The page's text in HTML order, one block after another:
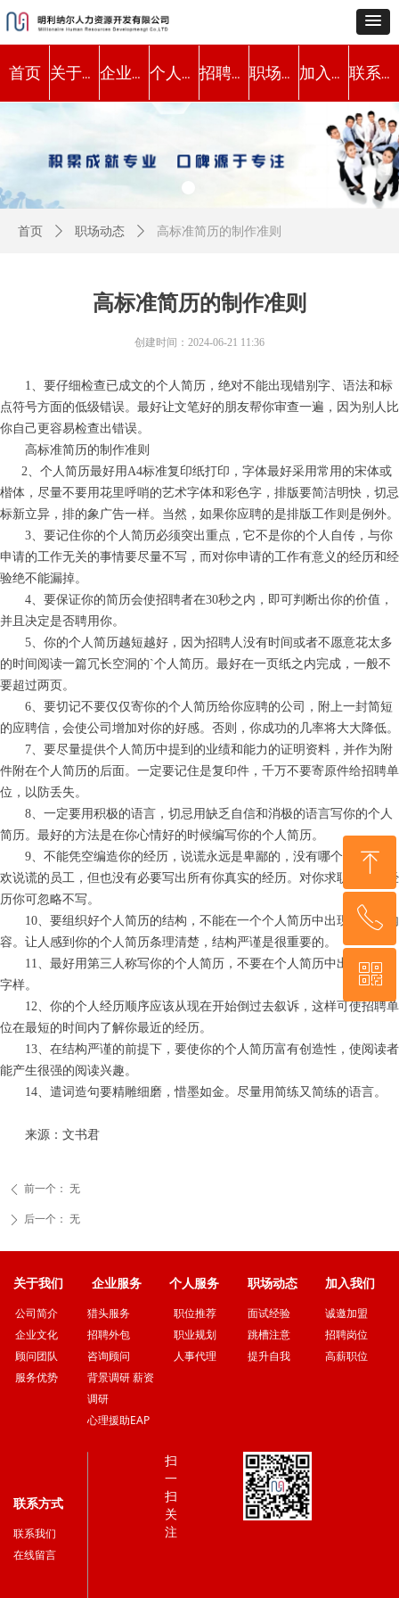
首页 关于我们 企业服务 个人服务 招聘职位 职场动态 加入我们 联系方式
首页 ꄲ 职场动态 ꄲ 高标准简历的制作准则
高标准简历的制作准则
1、要仔细检查已成文的个人简历，绝对不能出现错别字、语法和标
点符号方面的低级错误。最好让文笔好的朋友帮你审查一遍，因为别人比
你自己更容易检查出错误。
高标准简历的制作准则
2、个人简历最好用A4标准复印纸打印，字体最好采用常用的宋体或
楷体，尽量不要用花里呼哨的艺术字体和彩色字，排版要简洁明快，切忌
标新立异，排的象广告一样。当然，如果你应聘的是排版工作则是例外。
3、要记住你的个人简历必须突出重点，它不是你的个人自传，与你
申请的工作无关的事情要尽量不写，而对你申请的工作有意义的经历和经
验绝不能漏掉。
4、要保证你的简历会使招聘者在30秒之内，即可判断出你的价值，
并且决定是否聘用你。
5、你的个人简历越短越好，因为招聘人没有时间或者不愿意花太多
的时间阅读一篇冗长空洞的`个人简历。最好在一页纸之内完成，一般不
要超过两页。
6、要切记不要仅仅寄你的个人简历给你应聘的公司，附上一封简短
的应聘信，会使公司增加对你的好感。否则，你成功的几率将大大降低。
7、要尽量提供个人简历中提到的业绩和能力的证明资料，并作为附
件附在个人简历的后面。一定要记住是复印件，千万不要寄原件给招聘单
位，以防丢失。
8、一定要用积极的语言，切忌用缺乏自信和消极的语言写你的个人
简历。最好的方法是在你心情好的时候编写你的个人简历。
9、不能凭空编造你的经历，说谎永远是卑鄙的，没有哪个公司会喜
欢说谎的员工，但也没有必要写出所有你真实的经历。对你求职不利的经
历你可忽略不写。
10、要组织好个人简历的结构，不能在一个个人简历中出现重复的内
容。让人感到你的个人简历条理清楚，结构严谨是很重要的。
11、最好用第三人称写你的个人简历，不要在个人简历中出现“我”的
字样。
12、你的个人经历顺序应该从现在开始倒过去叙诉，这样可使招聘单
位在最短的时间内了解你最近的经历。
13、在结构严谨的前提下，要使你的个人简历富有创造性，使阅读者
能产生很强的阅读兴趣。
14、遣词造句要精雕细磨，惜墨如金。尽量用简练又简练的语言。
来源：文书君
ꄴ 前一个： 无
ꄲ 后一个： 无
创建时间： 2024-06-21 11:36
关于我们 企业服务 个人服务 职场动态 加入我们
联系方式
扫
一
扫
关
注
公司简介
企业文化
顾问团队
服务优势
猎头服务
招聘外包
咨询顾问
背景调研 薪资
调研
心理援助EAP
职位推荐
职业规划
人事代理
面试经验
跳槽注意
提升自我
诚邀加盟
招聘岗位
高薪职位
联系我们
在线留言
ꁸ
回到顶部
ꂅ
18953529205
ꀥ